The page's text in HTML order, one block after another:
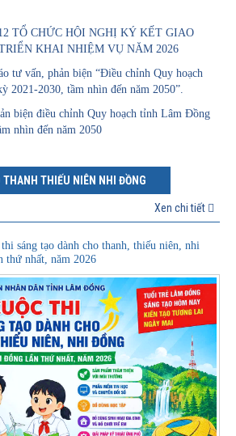
TỔ CHỨC HỘI NGHỊ KÝ KẾT GIAO
KHAI NHIỆM VỤ NĂM 2026
tư vấn, phản biện “Điều chỉnh Quy hoạch
2021-2030, tầm nhìn đến năm 2050”.
biện điều chỉnh Quy hoạch tỉnh Lâm Đồng
nhìn đến năm 2050
THANH THIẾU NIÊN NHI ĐỒNG
Xen chi tiết
sáng tạo dành cho thanh, thiếu niên, nhi
thứ nhất, năm 2026